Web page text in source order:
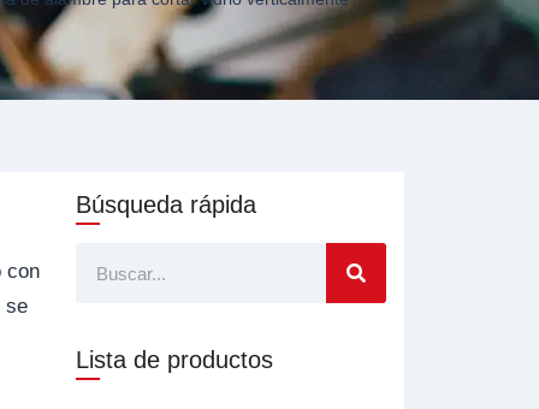
con
se
Búsqueda rápida
Buscar
Lista de productos